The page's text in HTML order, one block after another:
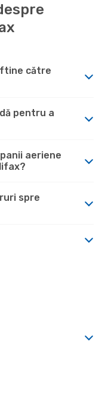
către
pentru a
aeriene
spre